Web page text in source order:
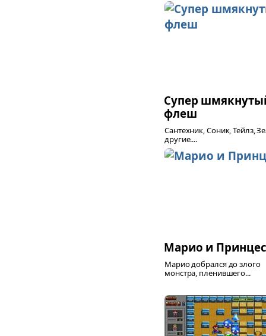
Супер
флеш
Сантехник, Соник, Тейлз,
другие....
Марио и
Марио добрался до злого
монстра, пленившего...